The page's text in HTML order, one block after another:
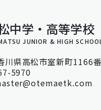
中学・高等学校
JUNIOR & HIGH
川県高松市室新町1166
5970